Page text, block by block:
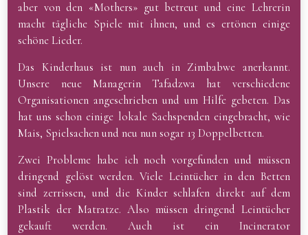
aber von den «Mothers» gut betreut und eine Lehrerin
macht tägliche Spiele mit ihnen, und es ertönen einige
schöne Lieder.
Das Kinderhaus ist nun auch in Zimbabwe anerkannt.
Unsere neue Managerin Tafadzwa hat verschiedene
Organisationen angeschrieben und um Hilfe gebeten. Das
hat uns schon einige lokale Sachspenden eingebracht, wie
Mais, Spielsachen und neu nun sogar 13 Doppelbetten.
Zwei Probleme habe ich noch vorgefunden und müssen
dringend gelöst werden. Viele Leintücher in den Betten
sind zerrissen, und die Kinder schlafen direkt auf dem
Plastik der Matratze. Also müssen dringend Leintücher
gekauft werden. Auch ist ein Incinerator